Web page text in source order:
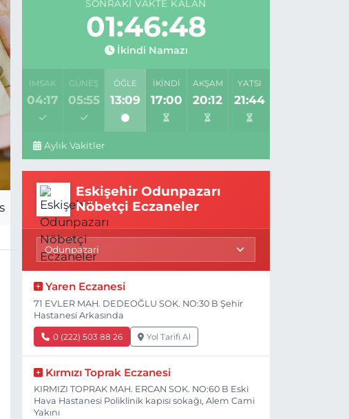
SONRAKI VAKTE KALAN
01:46:47
İkindi Namazı
İMSAK
04:17
GÜNEŞ
05:55
ÖĞLE
13:09
İKINDI
17:00
AKŞAM
20:12
YATSI
21:44
Aylık Vakitler
Eskişehir Odunpazarı
Nöbetçi Eczaneler
Yaren Eczanesi
71 EVLER MAH. DEDEOĞLU SOK. NO:30 B Şehir
Hastanesi Arkasında
0 (222) 503 88 26 Yol Tarifi Al
Kırmızı Toprak Eczanesi
KIRMIZI TOPRAK MAH. ERCAN SOK. NO:60 B Eski
Hava Hastanesi Poliklinik kapısı sokağı, Alem Cami
Yakını